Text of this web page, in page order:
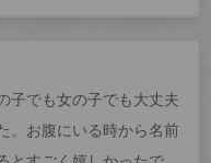
子でも女の子でも大丈夫
。お腹にいる時から名前